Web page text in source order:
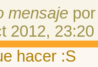
mensaje
2012, 23:20
hacer :S